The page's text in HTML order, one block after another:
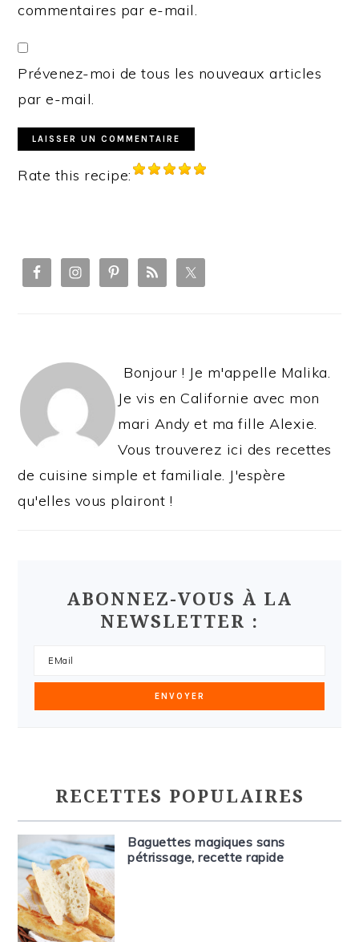
commentaires par e-mail.
Prévenez-moi de tous les nouveaux articles
par e-mail.
Rate this recipe:
SIDEBAR
Bonjour ! Je m'appelle Malika.
Je vis en Californie avec mon
mari Andy et ma fille Alexie.
Vous trouverez ici des recettes
de cuisine simple et familiale. J'espère
qu'elles vous plairont !
ABONNEZ-VOUS À LA
NEWSLETTER :
RECETTES POPULAIRES
Baguettes magiques sans
pétrissage, recette rapide